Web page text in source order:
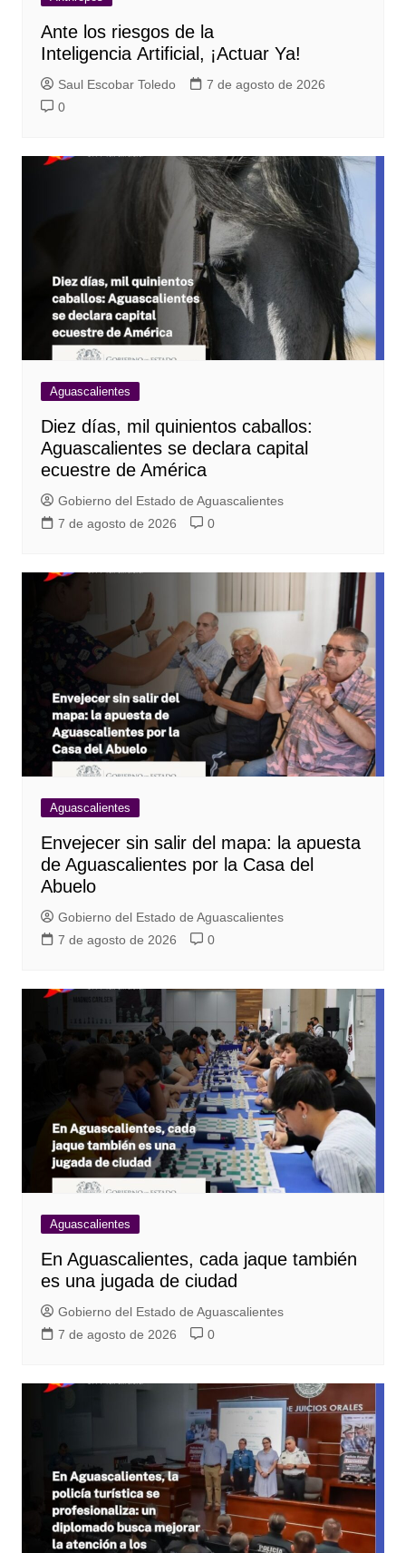
Ante los riesgos de la
Inteligencia Artificial, ¡Actuar Ya!
Saul Escobar Toledo
7 de agosto de 2026
0
Aguascalientes
Diez días, mil quinientos caballos:
Aguascalientes se declara capital
ecuestre de América
Gobierno del Estado de Aguascalientes
7 de agosto de 2026
0
Aguascalientes
Envejecer sin salir del mapa: la apuesta
de Aguascalientes por la Casa del
Abuelo
Gobierno del Estado de Aguascalientes
7 de agosto de 2026
0
Aguascalientes
En Aguascalientes, cada jaque también
es una jugada de ciudad
Gobierno del Estado de Aguascalientes
7 de agosto de 2026
0